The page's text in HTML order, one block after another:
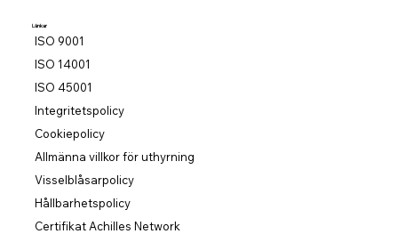
Länkar
ISO 9001
ISO 14001
ISO 45001
Integritetspolicy
Cookiepolicy
Allmänna villkor för uthyrning
Visselblåsarpolicy
Hållbarhetspolicy
Certifikat Achilles Network